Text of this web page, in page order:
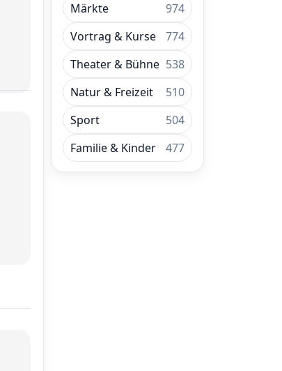
Märkte
974
Vortrag & Kurse
774
Theater & Bühne 538
Natur & Freizeit
510
Sport
504
Familie & Kinder
477